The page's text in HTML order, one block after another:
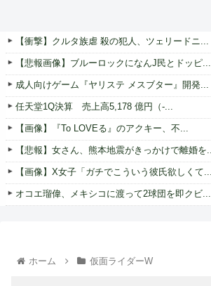
【衝撃】クルタ族虐 殺の犯人、ツェリードニ...
【悲報画像】ブルーロックになんJ民とドッピ...
成人向けゲーム『ヤリステ メスブター』開発...
任天堂1Q決算 売上高5,178 億円（-...
【画像】『To LOVEる』のアクキー、不...
【悲報】女さん、熊本地震がきっかけで離婚を...
【画像】X女子「ガチでこういう彼氏欲しくて...
オコエ瑠偉、メキシコに渡って2球団を即クビ...
ホーム 仮面ライダーW